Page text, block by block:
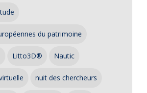
du patrimoine
Litto3D® Nautic
nuit des chercheurs